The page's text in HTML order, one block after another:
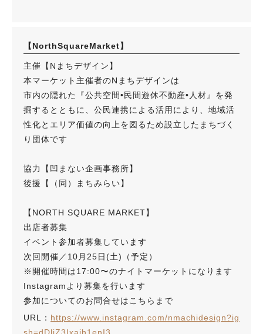
【NorthSquareMarket】
主催【Nまちデザイン】
本マーケット主催者のNまちデザインは
市内の隠れた『公共空間•民間遊休不動産•人材』を発
掘するとともに、公民連携による活用により、地域活
性化とエリア価値の向上を図るため設立したまちづく
り団体です
協力【凹まない企画事務所】
後援【（同）まちみらい】
【NORTH SQUARE MARKET】
出店者募集
イベント参加者募集しています
次回開催／10月25日(土)（予定）
※開催時間は17:00〜のナイトマーケットになります
Instagramより募集を行います
参加についてのお問合せはこちらまで
URL： https://www.instagram.com/nmachidesign?ig